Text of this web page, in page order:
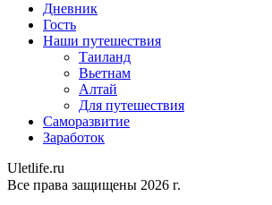
Дневник
Гость
Наши путешествия
Таиланд
Вьетнам
Алтай
Для путешествия
Саморазвитие
Заработок
Uletlife.ru
Все права защищены 2026 г.